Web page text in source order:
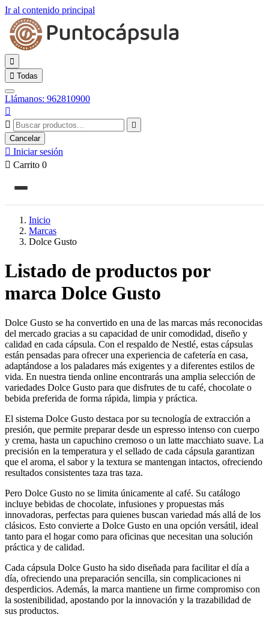
Ir al contenido principal

 Todas
Llámanos: 962810900



Cancelar
 Iniciar sesión
 Carrito 0
Inicio
Marcas
Dolce Gusto
Listado de productos por
marca Dolce Gusto
Dolce Gusto se ha convertido en una de las marcas más reconocidas
del mercado gracias a su capacidad de unir comodidad, diseño y
calidad en cada cápsula. Con el respaldo de Nestlé, estas cápsulas
están pensadas para ofrecer una experiencia de cafetería en casa,
adaptándose a los paladares más exigentes y a diferentes estilos de
vida. En nuestra tienda online encontrarás una amplia selección de
variedades Dolce Gusto para que disfrutes de tu café, chocolate o
bebida preferida de forma rápida, limpia y práctica.
El sistema Dolce Gusto destaca por su tecnología de extracción a
presión, que permite preparar desde un espresso intenso con cuerpo
y crema, hasta un capuchino cremoso o un latte macchiato suave. La
precisión en la temperatura y el sellado de cada cápsula garantizan
que el aroma, el sabor y la textura se mantengan intactos, ofreciendo
resultados consistentes taza tras taza.
Pero Dolce Gusto no se limita únicamente al café. Su catálogo
incluye bebidas de chocolate, infusiones y propuestas más
innovadoras, perfectas para quienes buscan variedad más allá de los
clásicos. Esto convierte a Dolce Gusto en una opción versátil, ideal
tanto para el hogar como para oficinas que necesitan una solución
práctica y de calidad.
Cada cápsula Dolce Gusto ha sido diseñada para facilitar el día a
día, ofreciendo una preparación sencilla, sin complicaciones ni
desperdicios. Además, la marca mantiene un firme compromiso con
la sostenibilidad, apostando por la innovación y la trazabilidad de
sus productos.